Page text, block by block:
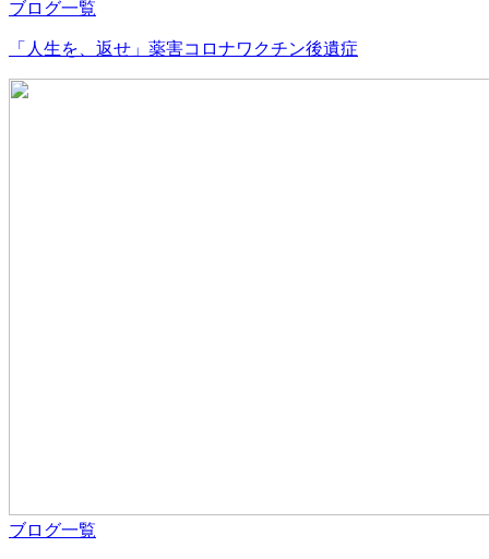
ブログ一覧
「人生を、返せ」薬害コロナワクチン後遺症
ブログ一覧